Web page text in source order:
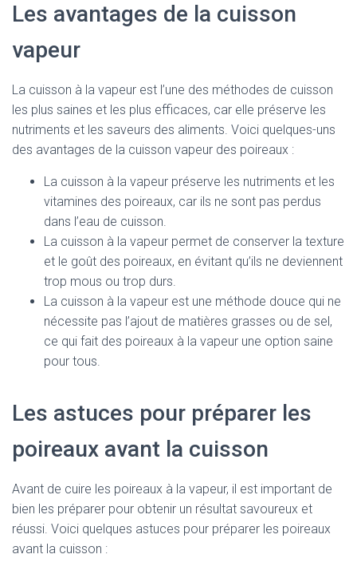
Les avantages de la cuisson
vapeur
La cuisson à la vapeur est l’une des méthodes de cuisson
les plus saines et les plus efficaces, car elle préserve les
nutriments et les saveurs des aliments. Voici quelques-uns
des avantages de la cuisson vapeur des poireaux :
La cuisson à la vapeur préserve les nutriments et les
vitamines des poireaux, car ils ne sont pas perdus
dans l’eau de cuisson.
La cuisson à la vapeur permet de conserver la texture
et le goût des poireaux, en évitant qu’ils ne deviennent
trop mous ou trop durs.
La cuisson à la vapeur est une méthode douce qui ne
nécessite pas l’ajout de matières grasses ou de sel,
ce qui fait des poireaux à la vapeur une option saine
pour tous.
Les astuces pour préparer les
poireaux avant la cuisson
Avant de cuire les poireaux à la vapeur, il est important de
bien les préparer pour obtenir un résultat savoureux et
réussi. Voici quelques astuces pour préparer les poireaux
avant la cuisson :